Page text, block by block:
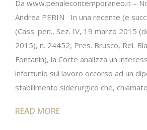
Da www.penalecontemporaneo.it –
Andrea PERIN In una recente (e
(Cass. pen., Sez. IV, 19 marzo 2015
2015), n. 24452, Pres. Brusco, Rel.
Fontanin), la Corte analizza un
infortunio sul lavoro occorso ad un
stabilimento siderurgico che,
READ MORE